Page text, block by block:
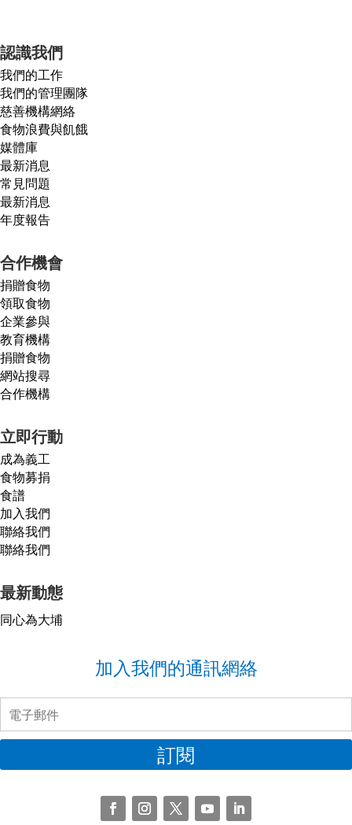
認識我們
我們的工作
我們的管理團隊
慈善機構網絡
食物浪費與飢餓
媒體庫
最新消息
常見問題
最新消息
年度報告
合作機會
捐贈食物
領取食物
企業參與
教育機構
捐贈食物
網站搜尋
合作機構
立即行動
成為義工
食物募捐
食譜
加入我們
聯絡我們
聯絡我們
最新動態
同心為大埔
加入我們的通訊網絡
訂閱